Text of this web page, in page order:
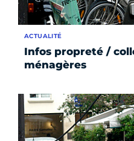
Infos propreté /
ménagères
ACTUALITÉ